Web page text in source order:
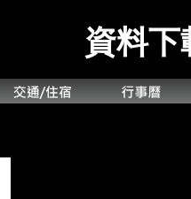
資料下